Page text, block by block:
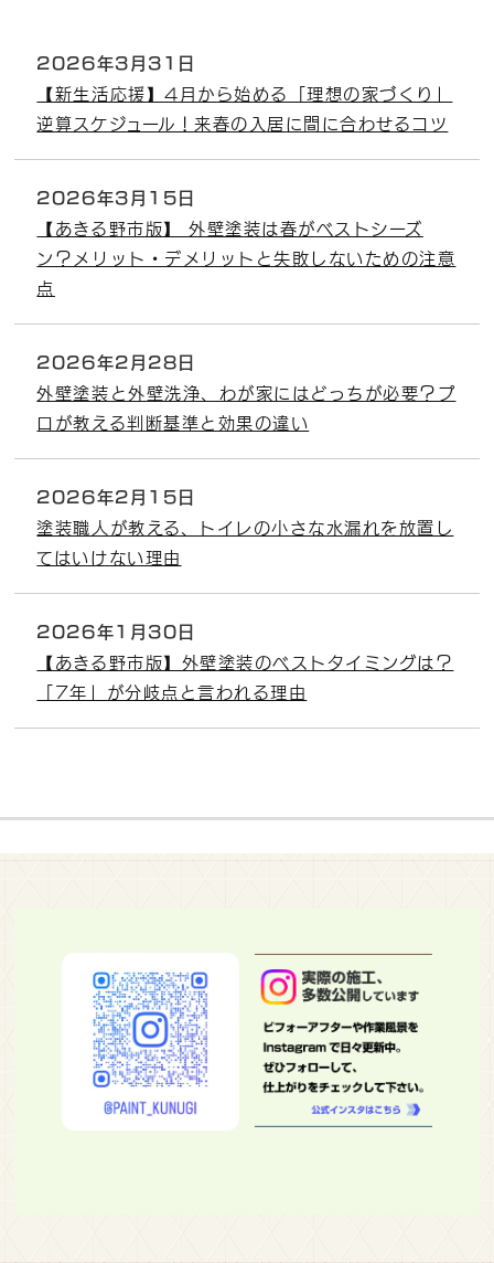
2026年3月31日
【新生活応援】4月から始める「理想の家づくり」
逆算スケジュール！来春の入居に間に合わせるコツ
2026年3月15日
【あきる野市版】 外壁塗装は春がベストシーズ
ン？メリット・デメリットと失敗しないための注意
点
2026年2月28日
外壁塗装と外壁洗浄、わが家にはどっちが必要？プ
ロが教える判断基準と効果の違い
2026年2月15日
塗装職人が教える、トイレの小さな水漏れを放置し
てはいけない理由
2026年1月30日
【あきる野市版】外壁塗装のベストタイミングは？
「7年」が分岐点と言われる理由